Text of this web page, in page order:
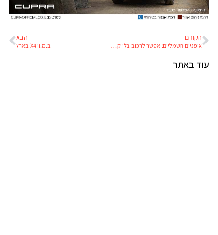
הקודם
אופניים חשמליים: אפשר לרכוב בלי קסדה
הבא
ב.מ.וו X4 בארץ
עוד באתר